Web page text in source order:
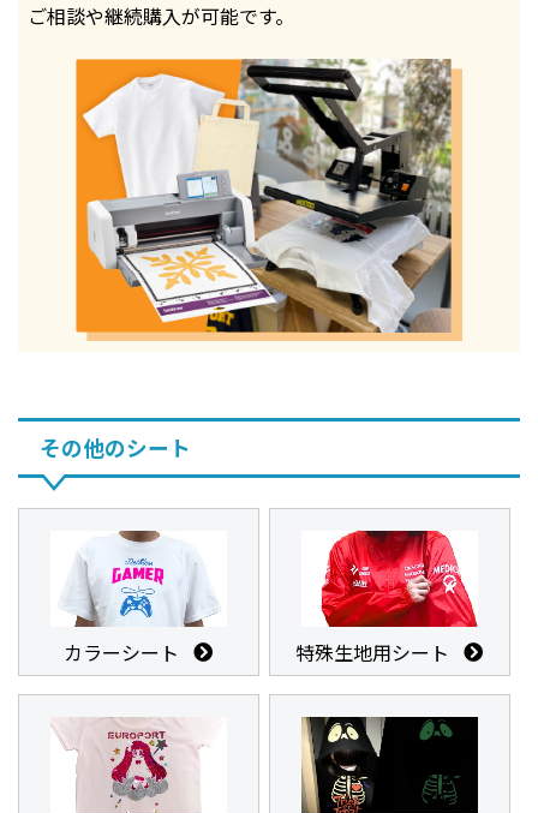
ご相談や継続購入が可能です。
その他のシート
カラーシート 特殊生地用シート